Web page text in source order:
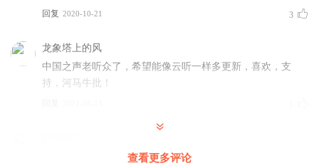
回复 2020-10-21 3
龙象塔上的风
中国之声老听众了，希望能像云听一样多更新，喜欢，支
持，河马牛批！
学 招生 也可以关注我哦
查看更多评论